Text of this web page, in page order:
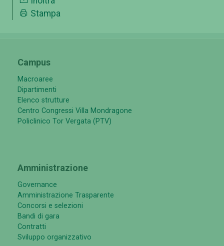
Stampa
Campus
Macroaree
Dipartimenti
Elenco strutture
Centro Congressi Villa Mondragone
Policlinico Tor Vergata (PTV)
Amministrazione
Governance
Amministrazione Trasparente
Concorsi e selezioni
Bandi di gara
Contratti
Sviluppo organizzativo